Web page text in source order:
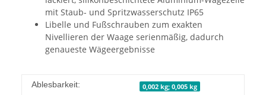
mit Staub- und Spritzwasserschutz IP65
Libelle und Fußschrauben zum exakten
Nivellieren der Waage serienmäßig, dadurch
genaueste Wägeergebnisse
Ablesbarkeit: 0,002 kg; 0,005 kg